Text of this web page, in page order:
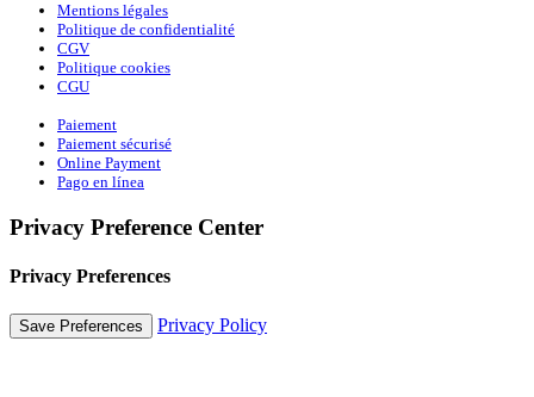
Mentions légales
Politique de confidentialité
CGV
Politique cookies
CGU
Paiement
Paiement sécurisé
Online Payment
Pago en línea
Privacy Preference Center
Privacy Preferences
Privacy Policy